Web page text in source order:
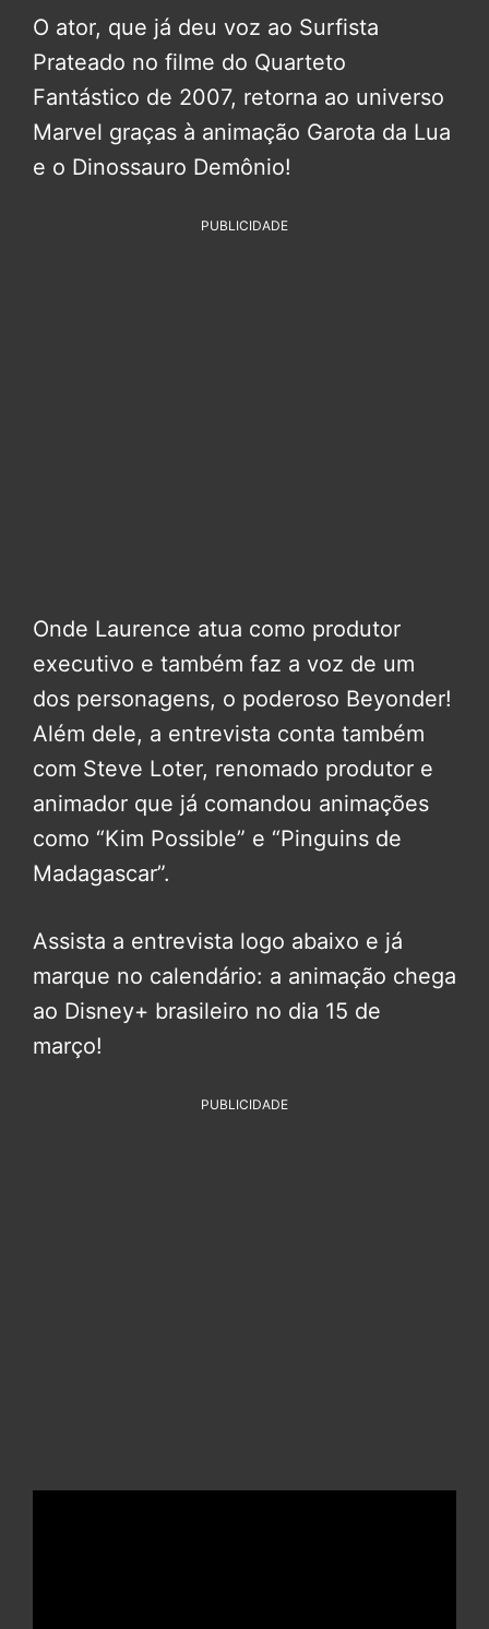
O ator, que já deu voz ao Surfista
Prateado no filme do Quarteto
Fantástico de 2007, retorna ao universo
Marvel graças à animação Garota da Lua
e o Dinossauro Demônio!
PUBLICIDADE
Onde Laurence atua como produtor
executivo e também faz a voz de um
dos personagens, o poderoso Beyonder!
Além dele, a entrevista conta também
com Steve Loter, renomado produtor e
animador que já comandou animações
como “Kim Possible” e “Pinguins de
Madagascar”.
Assista a entrevista logo abaixo e já
marque no calendário: a animação chega
ao Disney+ brasileiro no dia 15 de
março!
PUBLICIDADE